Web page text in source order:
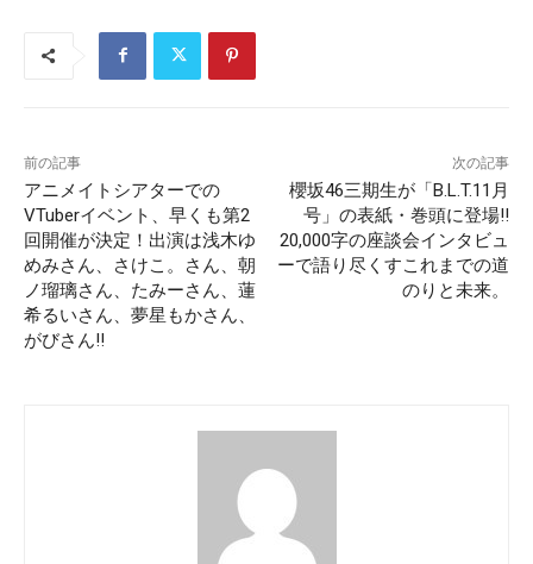
前の記事
アニメイトシアターでの
VTuberイベント、早くも第2
回開催が決定！出演は浅木ゆ
めみさん、さけこ。さん、朝
ノ瑠璃さん、たみーさん、蓮
希るいさん、夢星もかさん、
がびさん!!
次の記事
櫻坂46三期生が「B.L.T.11月
号」の表紙・巻頭に登場!!
20,000字の座談会インタビュ
ーで語り尽くすこれまでの道
のりと未来。